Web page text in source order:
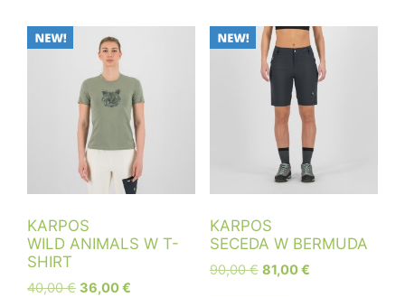
KARPOS
WILD ANIMALS W T-
SHIRT
40,00€ 36,00€
KARPOS
SECEDA W BERMUDA
90,00€ 81,00€